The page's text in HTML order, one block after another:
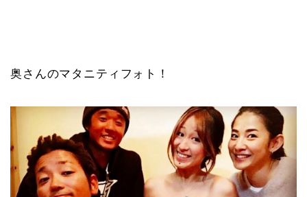
奥さんのマタニティフォト！